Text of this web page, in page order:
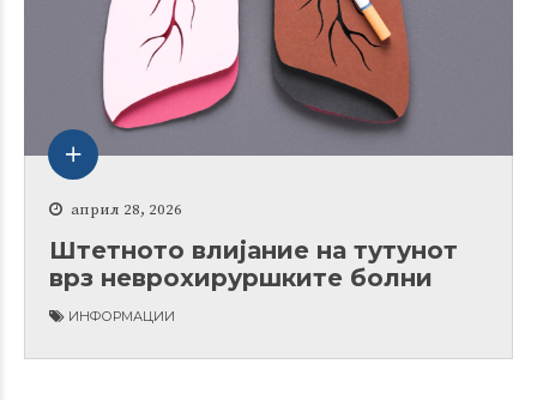
април 28, 2026
Штетното влијание на тутунот
врз неврохируршките болни
ИНФОРМАЦИИ